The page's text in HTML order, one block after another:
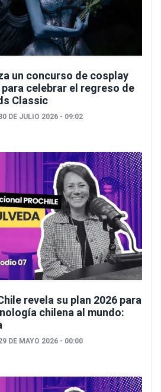
un concurso de cosplay
celebrar el regreso de
Classic
DE JULIO 2026 - 09:02
revela su plan 2026 para
chilena al mundo:
DE MAYO 2026 - 00:00